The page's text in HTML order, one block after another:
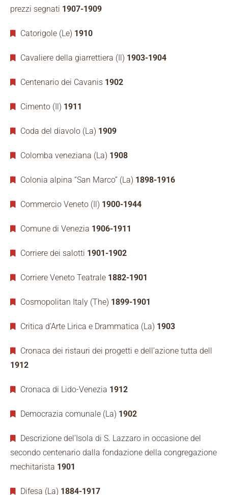
prezzi segnati 1907-1909
Catorigole (Le) 1910
Cavaliere della giarrettiera (Il) 1903-1904
Centenario dei Cavanis 1902
Cimento (Il) 1911
Coda del diavolo (La) 1909
Colomba veneziana (La) 1908
Colonia alpina “San Marco” (La) 1898-1916
Commercio Veneto (Il) 1900-1944
Comune di Venezia 1906-1911
Corriere dei salotti 1901-1902
Corriere Veneto Teatrale 1882-1901
Cosmopolitan Italy (The) 1899-1901
Critica d’Arte Lirica e Drammatica (La) 1903
Cronaca dei ristauri dei progetti e dell’azione tutta dell
1912
Cronaca di Lido-Venezia 1912
Democrazia comunale (La) 1902
Descrizione del’Isola di S. Lazzaro in occasione del
secondo centenario dalla fondazione della congregazione
mechitarista 1901
Difesa (La) 1884-1917